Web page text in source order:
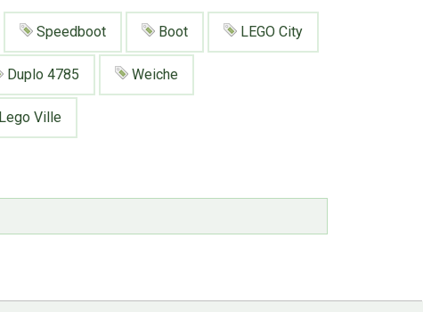
Speedboot Boot LEGO City
Duplo 4785 Weiche
Lego Ville